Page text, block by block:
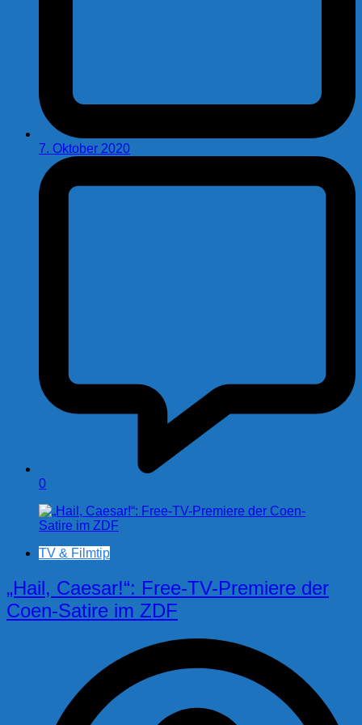
7. Oktober 2020
0
TV & Filmtip
„Hail, Caesar!“: Free-TV-Premiere der
Coen-Satire im ZDF